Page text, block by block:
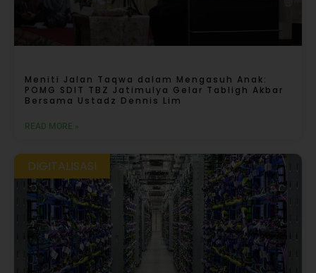
Meniti Jalan Taqwa dalam Mengasuh Anak:
POMG SDIT TBZ Jatimulya Gelar Tabligh Akbar
Bersama Ustadz Dennis Lim
READ MORE »
DIGITALISASI